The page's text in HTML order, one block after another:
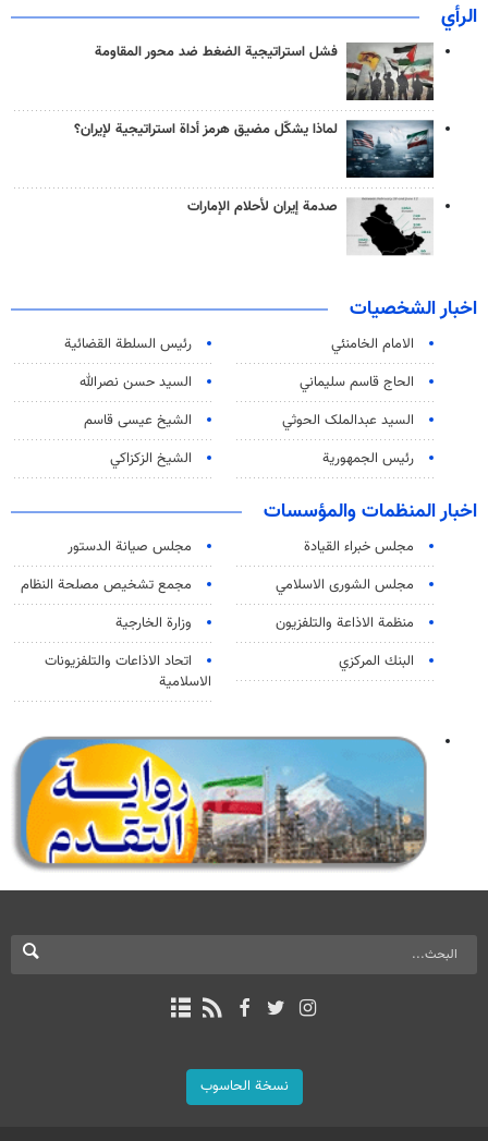
الرأي
فشل استراتيجية الضغط ضد محور المقاومة
لماذا يشكّل مضيق هرمز أداة استراتيجية لإيران؟
صدمة إيران لأحلام الإمارات
اخبار الشخصيات
الامام الخامنئي
رئیس السلطة القضائیة
الحاج قاسم سليماني
السيد حسن نصرالله
السید عبدالملک الحوثي
الشيخ عيسى قاسم
رئيس الجمهورية
الشيخ الزكزاكي
اخبار المنظمات والمؤسسات
مجلس خبراء القيادة
مجلس صيانة الدستور
مجلس الشورى الاسلامي
مجمع تشخيص مصلحة النظام
منظمة الاذاعة والتلفزیون
وزارة الخارجية
البنك المركزي
اتحاد الاذاعات والتلفزيونات
الاسلامية
نسخة الحاسوب